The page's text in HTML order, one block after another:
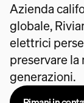
Azienda
globale,
elettrici
preservare la
generazioni.